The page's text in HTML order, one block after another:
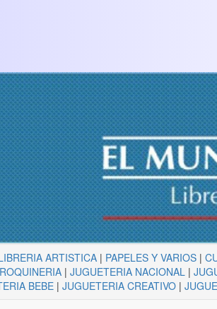
ARTISTICA | PAPELES Y VARIOS |
| JUGUETERIA NACIONAL |
BEBE| JUGUETERIA CREATIVO|